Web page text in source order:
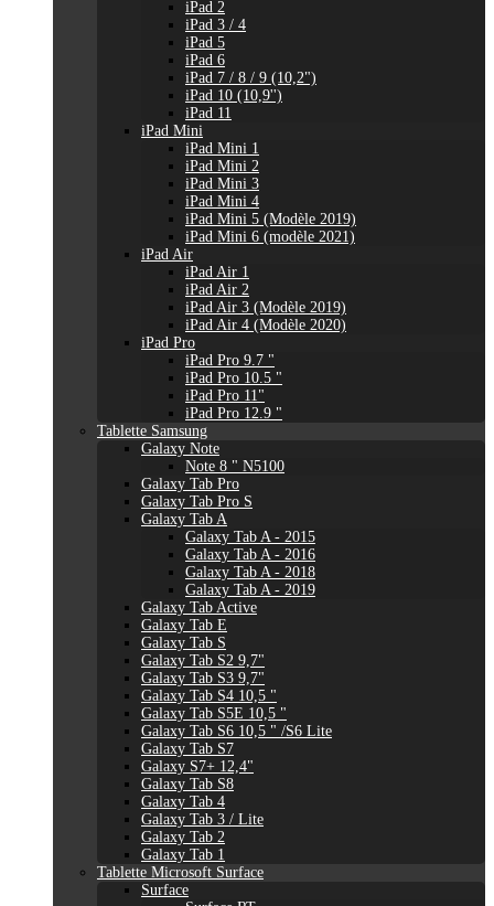
iPad 2
iPad 3 / 4
iPad 5
iPad 6
iPad 7 / 8 / 9 (10,2")
iPad 10 (10,9'')
iPad 11
iPad Mini
iPad Mini 1
iPad Mini 2
iPad Mini 3
iPad Mini 4
iPad Mini 5 (Modèle 2019)
iPad Mini 6 (modèle 2021)
iPad Air
iPad Air 1
iPad Air 2
iPad Air 3 (Modèle 2019)
iPad Air 4 (Modèle 2020)
iPad Pro
iPad Pro 9.7 "
iPad Pro 10.5 "
iPad Pro 11"
iPad Pro 12.9 "
Tablette Samsung
Galaxy Note
Note 8 " N5100
Galaxy Tab Pro
Galaxy Tab Pro S
Galaxy Tab A
Galaxy Tab A - 2015
Galaxy Tab A - 2016
Galaxy Tab A - 2018
Galaxy Tab A - 2019
Galaxy Tab Active
Galaxy Tab E
Galaxy Tab S
Galaxy Tab S2 9,7"
Galaxy Tab S3 9,7"
Galaxy Tab S4 10,5 "
Galaxy Tab S5E 10,5 "
Galaxy Tab S6 10,5 " /S6 Lite
Galaxy Tab S7
Galaxy S7+ 12,4"
Galaxy Tab S8
Galaxy Tab 4
Galaxy Tab 3 / Lite
Galaxy Tab 2
Galaxy Tab 1
Tablette Microsoft Surface
Surface